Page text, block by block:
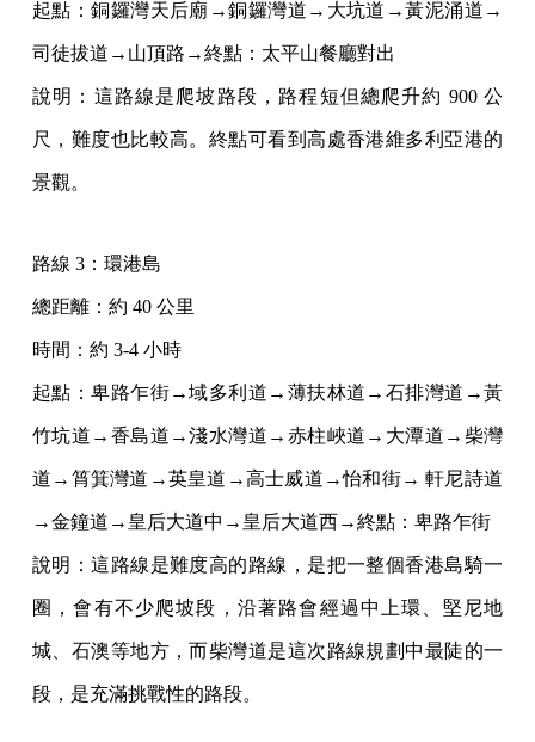
起點：銅鑼灣天后廟→銅鑼灣道→大坑道→黃泥涌道→
司徒拔道→山頂路→終點：太平山餐廳對出
說明：這路線是爬坡路段，路程短但總爬升約 900 公
尺，難度也比較高。終點可看到高處香港維多利亞港的
景觀。
路線 3：環港島
總距離：約 40 公里
時間：約 3-4 小時
起點：卑路乍街→域多利道→薄扶林道→石排灣道→黃
竹坑道→香島道→淺水灣道→赤柱峽道→大潭道→柴灣
道→筲箕灣道→英皇道→高士威道→怡和街→ 軒尼詩道
→金鐘道→皇后大道中→皇后大道西→終點：卑路乍街
說明：這路線是難度高的路線，是把一整個香港島騎一
圈，會有不少爬坡段，沿著路會經過中上環、堅尼地
城、石澳等地方，而柴灣道是這次路線規劃中最陡的一
段，是充滿挑戰性的路段。